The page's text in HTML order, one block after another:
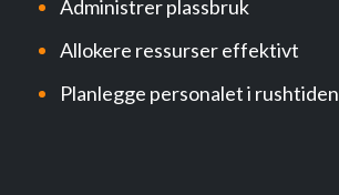
Administrer plassbruk
Allokere ressurser effektivt
Planlegge personalet i rushtiden